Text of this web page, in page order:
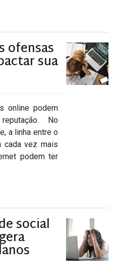
ofensas
sua
online podem
reputação. No
a linha entre o
cada vez mais
podem ter
social